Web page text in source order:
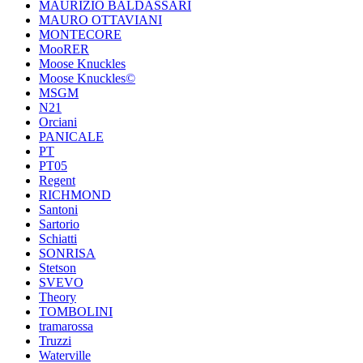
MAURIZIO BALDASSARI
MAURO OTTAVIANI
MONTECORE
MooRER
Moose Knuckles
Moose Knuckles©️
MSGM
N21
Orciani
PANICALE
PT
PT05
Regent
RICHMOND
Santoni
Sartorio
Schiatti
SONRISA
Stetson
SVEVO
Theory
TOMBOLINI
tramarossa
Truzzi
Waterville